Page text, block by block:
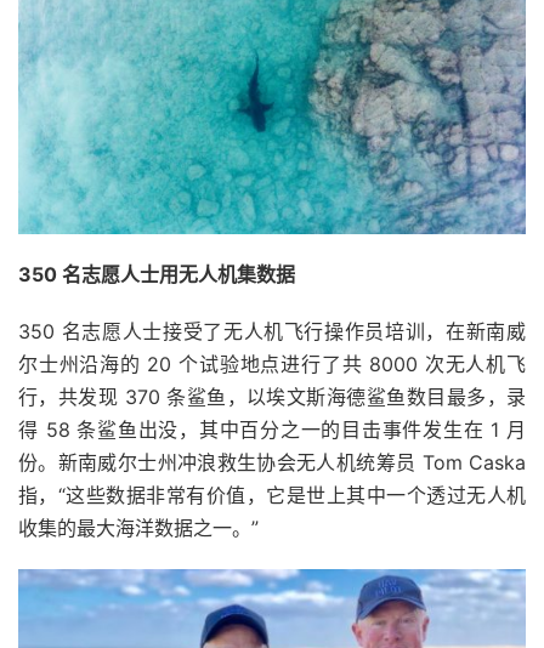
350 名志愿人士用无人机集数据
350 名志愿人士接受了无人机飞行操作员培训，在新南威
尔士州沿海的 20 个试验地点进行了共 8000 次无人机飞
行，共发现 370 条鲨鱼，以埃文斯海德鲨鱼数目最多，录
得 58 条鲨鱼出没，其中百分之一的目击事件发生在 1 月
份。新南威尔士州冲浪救生协会无人机统筹员 Tom Caska
指，“这些数据非常有价值，它是世上其中一个透过无人机
收集的最大海洋数据之一。”